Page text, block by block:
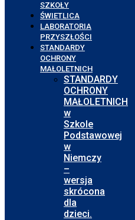
SZKOŁY
ŚWIETLICA
LABORATORIA
PRZYSZŁOŚCI
STANDARDY
OCHRONY
MAŁOLETNICH
STANDARDY
OCHRONY
MAŁOLETNICH
w
Szkole
Podstawowej
w
Niemczy
–
wersja
skrócona
dla
dzieci.